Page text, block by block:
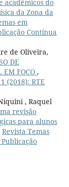
acadêmicos do
da Zona da
em
Contínua
de Oliveira,
DE
EM FOCO ,
(2018): RTE
, Raquel
revisão
para alunos
Revista Temas